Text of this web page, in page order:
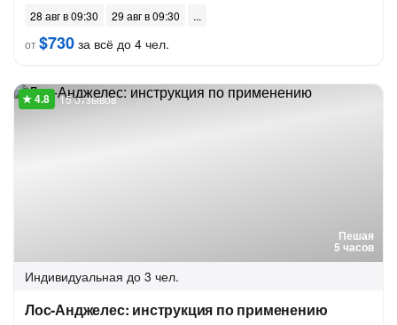
28 авг в 09:30
29 авг в 09:30
от$730 за всё до 4 чел.
Пешая
5 часов
15 отзывов
Индивидуальная до 3 чел.
Лос-Анджелес: инструкция по применению